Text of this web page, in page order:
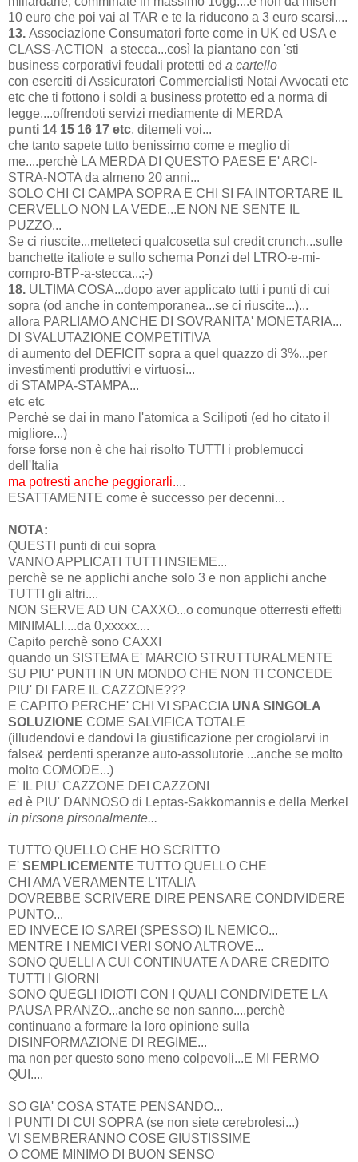
10 euro che poi vai al TAR e te la riducono a 3 euro scarsi....
13. Associazione Consumatori forte come in UK ed USA e
CLASS-ACTION a stecca...così la piantano con 'sti
business corporativi feudali protetti ed a cartello
con eserciti di Assicuratori Commercialisti Notai Avvocati etc
etc che ti fottono i soldi a business protetto ed a norma di
legge....offrendoti servizi mediamente di MERDA
punti 14 15 16 17 etc. ditemeli voi...
che tanto sapete tutto benissimo come e meglio di
me....perchè LA MERDA DI QUESTO PAESE E' ARCI-
STRA-NOTA da almeno 20 anni...
SOLO CHI CI CAMPA SOPRA E CHI SI FA INTORTARE IL
CERVELLO NON LA VEDE...E NON NE SENTE IL
PUZZO...
Se ci riuscite...metteteci qualcosetta sul credit crunch...sulle
banchette italiote e sullo schema Ponzi del LTRO-e-mi-
compro-BTP-a-stecca...;-)
18. ULTIMA COSA...dopo aver applicato tutti i punti di cui
sopra (od anche in contemporanea...se ci riuscite...)...
allora PARLIAMO ANCHE DI SOVRANITA' MONETARIA...
DI SVALUTAZIONE COMPETITIVA
di aumento del DEFICIT sopra a quel quazzo di 3%...per
investimenti produttivi e virtuosi...
di STAMPA-STAMPA...
etc etc
Perchè se dai in mano l'atomica a Scilipoti (ed ho citato il
migliore...)
forse forse non è che hai risolto TUTTI i problemucci
dell'Italia
ma potresti anche peggiorarli....
ESATTAMENTE come è successo per decenni...
NOTA:
QUESTI punti di cui sopra
VANNO APPLICATI TUTTI INSIEME...
perchè se ne applichi anche solo 3 e non applichi anche
TUTTI gli altri....
NON SERVE AD UN CAXXO...o comunque otterresti effetti
MINIMALI....da 0,xxxxx....
Capito perchè sono CAXXI
quando un SISTEMA E' MARCIO STRUTTURALMENTE
SU PIU' PUNTI IN UN MONDO CHE NON TI CONCEDE
PIU' DI FARE IL CAZZONE???
E CAPITO PERCHE' CHI VI SPACCIA UNA SINGOLA
SOLUZIONE COME SALVIFICA TOTALE
(illudendovi e dandovi la giustificazione per crogiolarvi in
false& perdenti speranze auto-assolutorie ...anche se molto
molto COMODE...)
E' IL PIU' CAZZONE DEI CAZZONI
ed è PIU' DANNOSO di Leptas-Sakkomannis e della Merkel
in pirsona pirsonalmente...
TUTTO QUELLO CHE HO SCRITTO
E' SEMPLICEMENTE TUTTO QUELLO CHE
CHI AMA VERAMENTE L'ITALIA
DOVREBBE SCRIVERE DIRE PENSARE CONDIVIDERE
PUNTO...
ED INVECE IO SAREI (SPESSO) IL NEMICO...
MENTRE I NEMICI VERI SONO ALTROVE...
SONO QUELLI A CUI CONTINUATE A DARE CREDITO
TUTTI I GIORNI
SONO QUEGLI IDIOTI CON I QUALI CONDIVIDETE LA
PAUSA PRANZO...anche se non sanno....perchè
continuano a formare la loro opinione sulla
DISINFORMAZIONE DI REGIME...
ma non per questo sono meno colpevoli...E MI FERMO
QUI....
SO GIA' COSA STATE PENSANDO...
I PUNTI DI CUI SOPRA (se non siete cerebrolesi...)
VI SEMBRERANNO COSE GIUSTISSIME
O COME MINIMO DI BUON SENSO